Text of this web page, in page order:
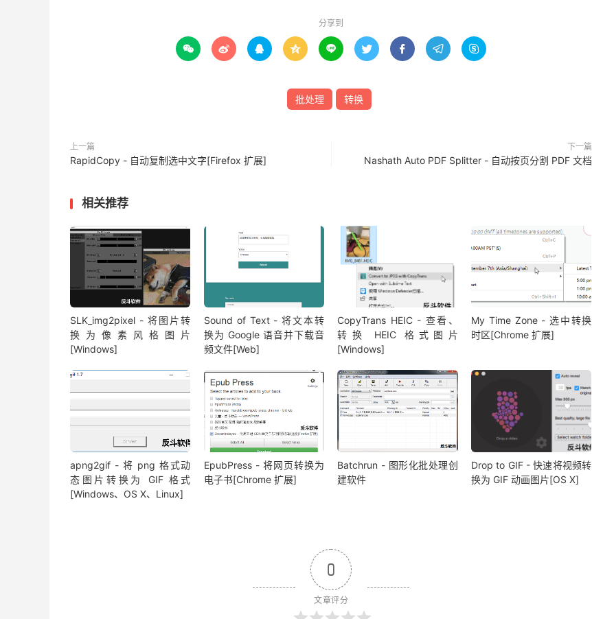
分享到
        
批处理 转换
上一篇
RapidCopy - 自动复制选中文字[Firefox 扩展]
下一篇
Nashath Auto PDF Splitter - 自动按页分割 PDF 文档
相关推荐
SLK_img2pixel - 将图片转
换为像素风格图片
[Windows]
Sound of Text - 将文本转
换为 Google 语音并下载音
频文件[Web]
CopyTrans HEIC - 查看、
转换 HEIC 格式图片
[Windows]
My Time Zone - 选中转换
时区[Chrome 扩展]
apng2gif - 将 png 格式动
态图片转换为 GIF 格式
[Windows、OS X、Linux]
EpubPress - 将网页转换为
电子书[Chrome 扩展]
Batchrun - 图形化批处理创
建软件
Drop to GIF - 快速将视频转
换为 GIF 动画图片[OS X]
0
文章评分